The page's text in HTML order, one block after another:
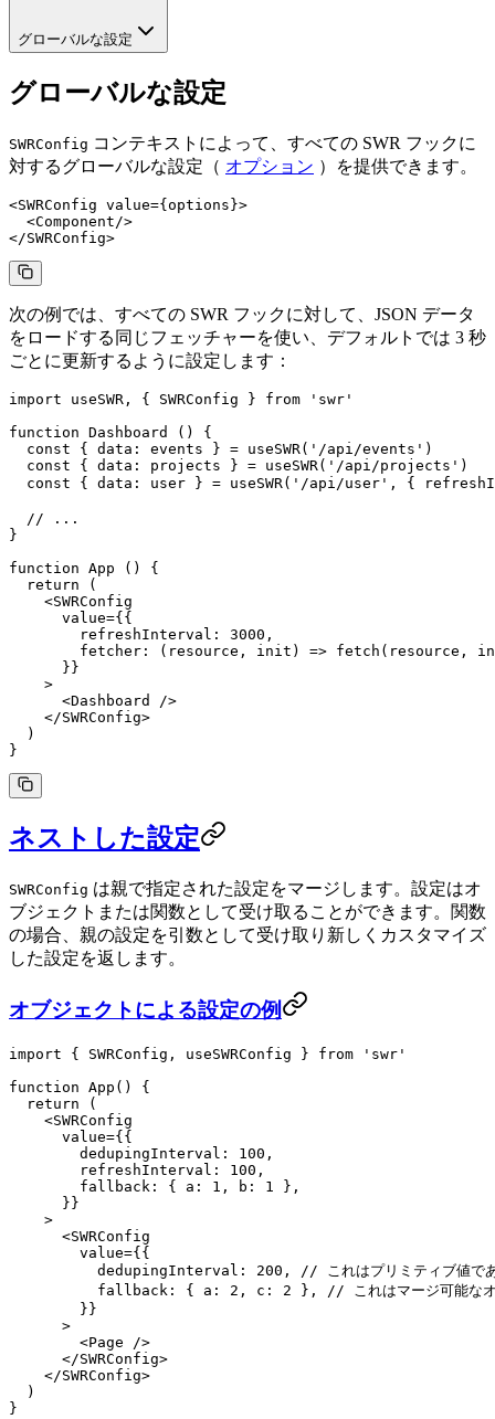
グローバルな設定
グローバルな設定
SWRConfig コンテキストによって、すべての SWR フックに
対するグローバルな設定（ オプション ）を提供できます。
<SWRConfig value={options}>
  <
Component />
</SWRConfig>
次の例では、すべての SWR フックに対して、JSON データ
をロードする同じフェッチャーを使い、デフォルトでは 3 秒
ごとに更新するように設定します：
import useSWR, { SWRConfig } from 'swr'
function Dashboard
() {
  const
{ data : events } = useSWR( '/api/events' )
  const
{ data : projects } = useSWR( '/api/projects' )
  const
{ data : user } = useSWR( '/api/user' , {
  // ...
}
function App () {
  return
(
    <
SWRConfig
      value
={{
        refreshInterval:
3000 ,
        fetcher
: ( resource , init ) => fetch (resource,
      }}
    >
      <
Dashboard
/>
    </
SWRConfig>
  )
}
ネストした設定
SWRConfig は親で指定された設定をマージします。設定はオ
ブジェクトまたは関数として受け取ることができます。関数
の場合、親の設定を引数として受け取り新しくカスタマイズ
した設定を返します。
オブジェクトによる設定の例
import { SWRConfig, useSWRConfig } from 'swr'
function App () {
  return
(
    <
SWRConfig
      value
={{
        dedupingInterval:
100 ,
        refreshInterval:
100 ,
        fallback: { a:
1 , b: 1 },
      }}
    >
      <
SWRConfig
        value
={{
          dedupingInterval:
200 , // これはプリミティブ値で
          fallback: { a:
2 , c: 2 }, // これはマージ可能なオ
        }}
      >
        <
Page />
      </
SWRConfig>
    </
SWRConfig>
  )
}